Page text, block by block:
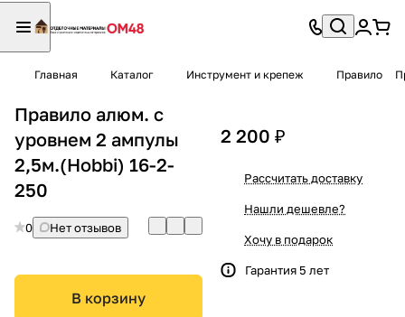
Главная Каталог Инструмент и крепеж Правило
Правило алюм. с
уровнем 2 ампулы
2,5м.(Hobbi) 16-2-
250
0 Нет отзывов
В корзину
2 200 ₽
Рассчитать доставку
Нашли дешевле?
Хочу в подарок
Гарантия 5 лет